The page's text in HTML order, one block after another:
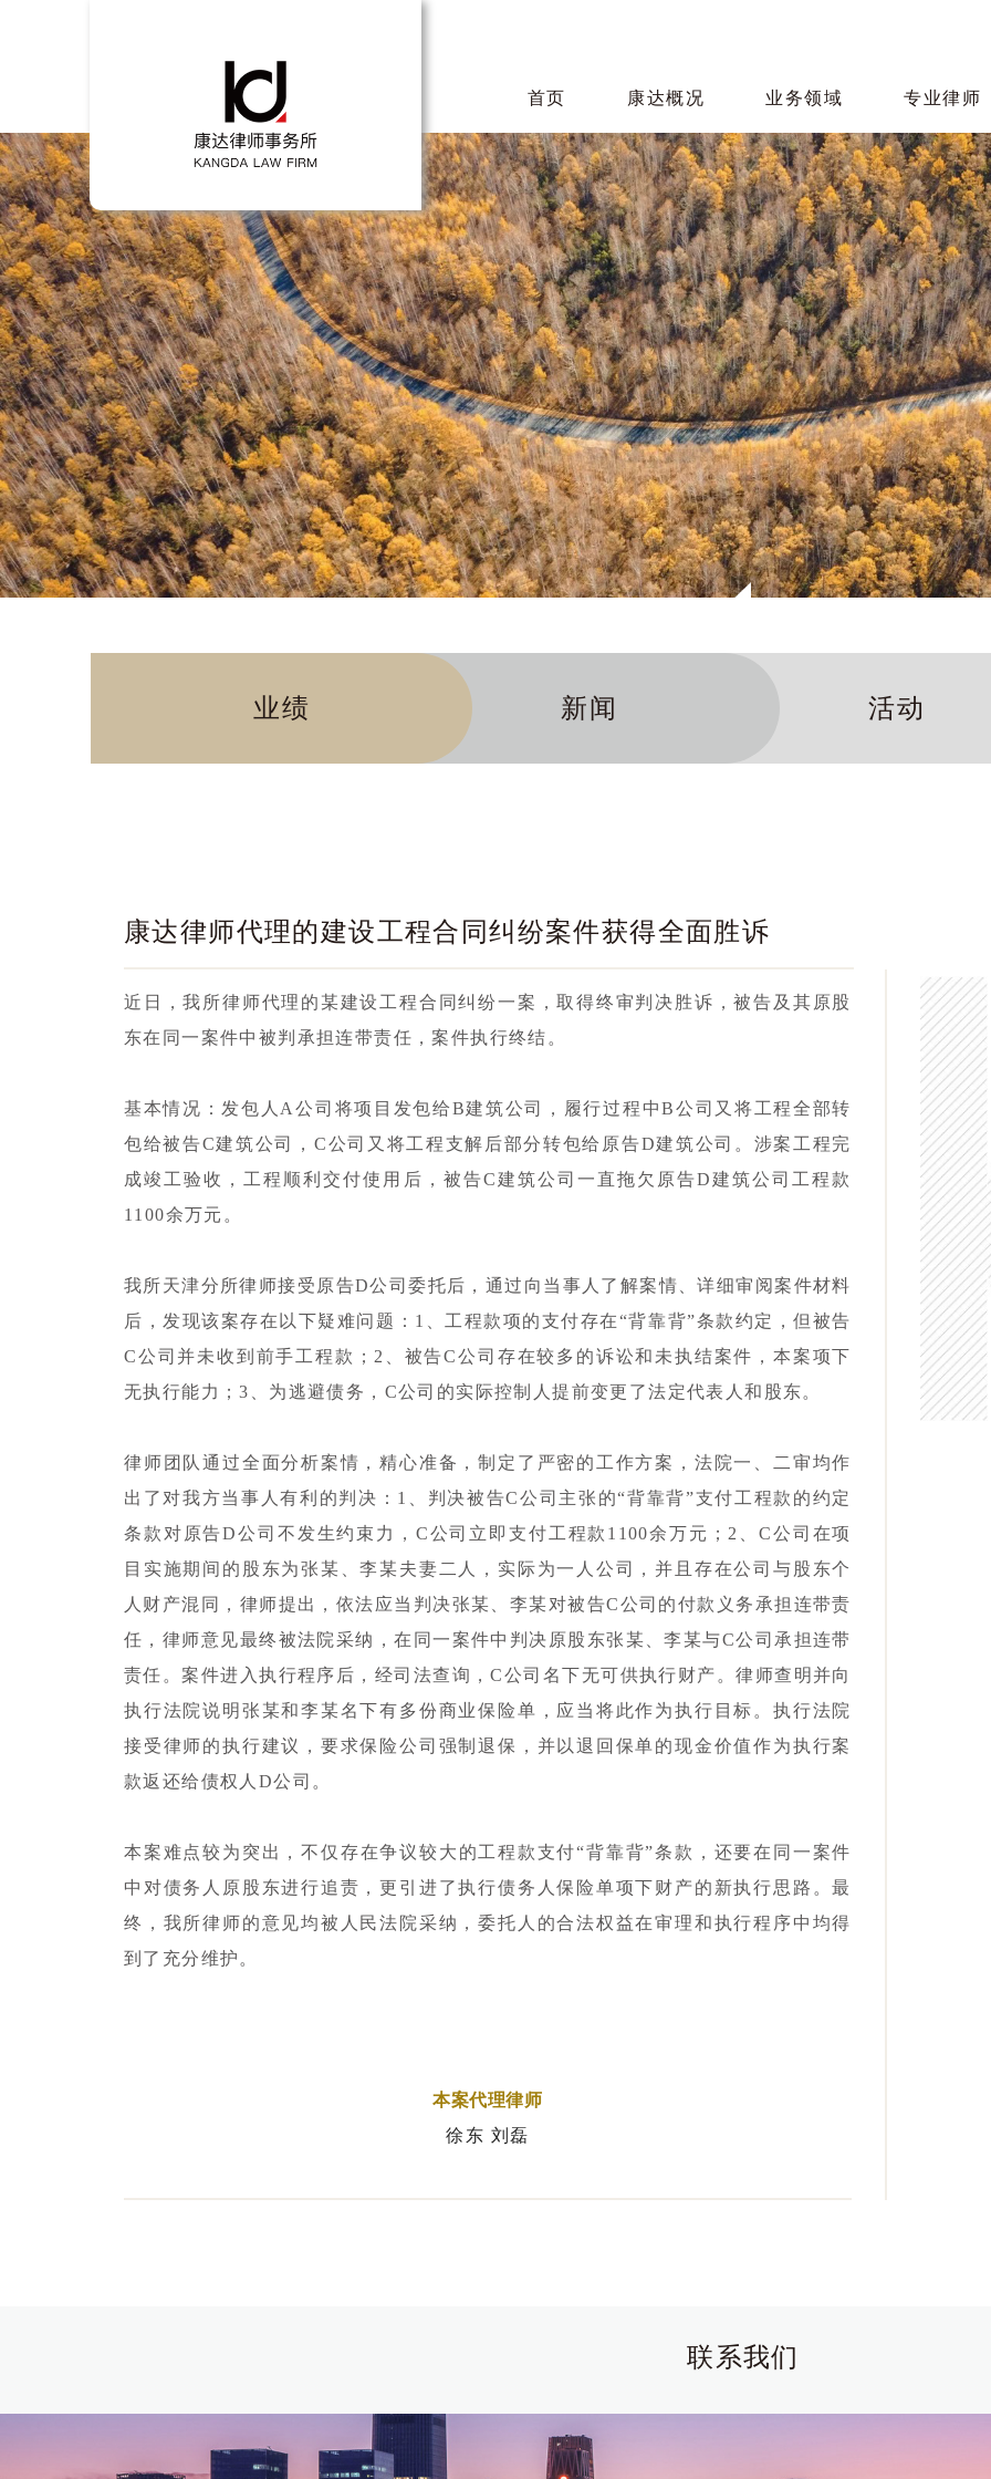
首页 康达概况 业务领域 专业律师
业绩 新闻 活动
康达律师代理的建设工程合同纠纷案件获得全面胜诉
近日，我所律师代理的某建设工程合同纠纷一案，取得终审判决胜诉，被告及其原股
东在同一案件中被判承担连带责任，案件执行终结。
基本情况：发包人A公司将项目发包给B建筑公司，履行过程中B公司又将工程全部转
包给被告C建筑公司，C公司又将工程支解后部分转包给原告D建筑公司。涉案工程完
成竣工验收，工程顺利交付使用后，被告C建筑公司一直拖欠原告D建筑公司工程款
1100余万元。
我所天津分所律师接受原告D公司委托后，通过向当事人了解案情、详细审阅案件材料
后，发现该案存在以下疑难问题：1、工程款项的支付存在“背靠背”条款约定，但被告
C公司并未收到前手工程款；2、被告C公司存在较多的诉讼和未执结案件，本案项下
无执行能力；3、为逃避债务，C公司的实际控制人提前变更了法定代表人和股东。
律师团队通过全面分析案情，精心准备，制定了严密的工作方案，法院一、二审均作
出了对我方当事人有利的判决：1、判决被告C公司主张的“背靠背”支付工程款的约定
条款对原告D公司不发生约束力，C公司立即支付工程款1100余万元；2、C公司在项
目实施期间的股东为张某、李某夫妻二人，实际为一人公司，并且存在公司与股东个
人财产混同，律师提出，依法应当判决张某、李某对被告C公司的付款义务承担连带责
任，律师意见最终被法院采纳，在同一案件中判决原股东张某、李某与C公司承担连带
责任。案件进入执行程序后，经司法查询，C公司名下无可供执行财产。律师查明并向
执行法院说明张某和李某名下有多份商业保险单，应当将此作为执行目标。执行法院
接受律师的执行建议，要求保险公司强制退保，并以退回保单的现金价值作为执行案
款返还给债权人D公司。
本案难点较为突出，不仅存在争议较大的工程款支付“背靠背”条款，还要在同一案件
中对债务人原股东进行追责，更引进了执行债务人保险单项下财产的新执行思路。最
终，我所律师的意见均被人民法院采纳，委托人的合法权益在审理和执行程序中均得
到了充分维护。
本案代理律师
徐东 刘磊
联系我们